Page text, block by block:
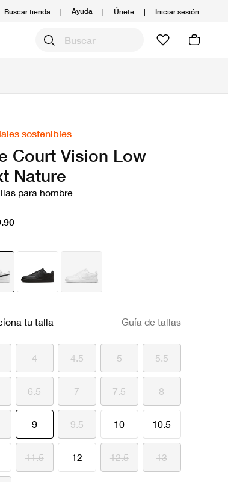
Buscar tienda | Ayuda | Únete | Iniciar sesión
sostenibles
Court Vision Low
Nature
para hombre
tu talla Guía de tallas
4 4.5 5 5.5
6.5 7 7.5 8
9seleccionado
9.5 10 10.5
11.5 12 12.5 13